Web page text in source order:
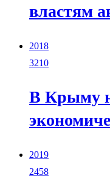
властям
2018
3210
В Крыму
2019
2458